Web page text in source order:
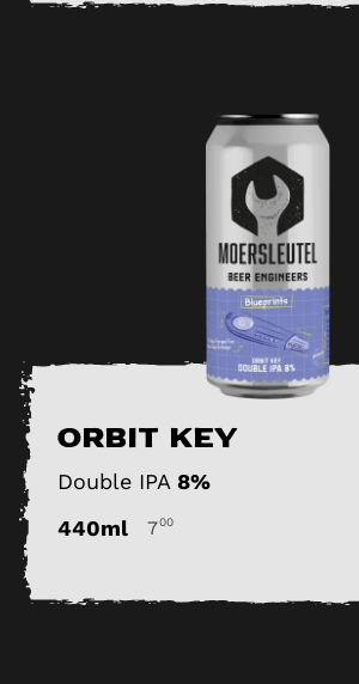
Orbit Key
Double IPA 8%
440ml
700